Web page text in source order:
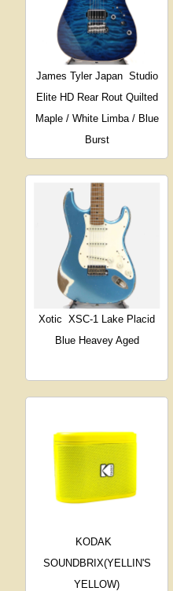
James Tyler Japan Studio
Elite HD Rear Rout Quilted
Maple / White Limba / Blue
Burst
Xotic
XSC-1 Lake Placid
Blue Heavey Aged
KODAK
SOUNDBRIX(YELLIN'S
YELLOW)